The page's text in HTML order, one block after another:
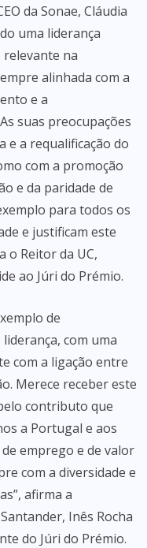
da Sonae, Cláudia
uma liderança
na
alinhada com a
e a
suas preocupações
e a requalificação do
com a promoção
e da paridade de
para todos os
e justificam este
o Reitor da UC,
ao Júri do Prémio.
de
com uma
com a ligação entre
Merece receber este
contributo que
a Portugal e aos
emprego e de valor
com a diversidade e
afirma a
Inês Rocha
do Júri do Prémio.